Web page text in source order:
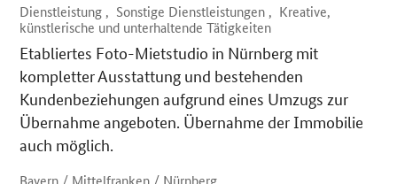
Dienstleistung , Sonstige Dienstleistungen , Kreative,
künstlerische und unterhaltende Tätigkeiten
Etabliertes Foto-Mietstudio in Nürnberg mit
kompletter Ausstattung und bestehenden
Kundenbeziehungen aufgrund eines Umzugs zur
Übernahme angeboten. Übernahme der Immobilie
auch möglich.
Bayern / Mittelfranken / Nürnberg